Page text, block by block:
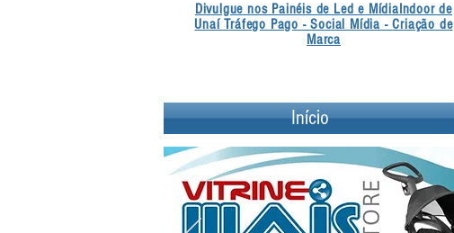
Divulgue nos Painéis de Led e MídiaIndoor de
Unaí Tráfego Pago - Social Mídia - Criação de
Marca
Início